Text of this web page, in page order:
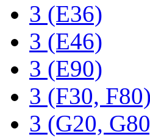
3 (E36)
3 (E46)
3 (E90)
3 (F30, F80)
3 (G20,